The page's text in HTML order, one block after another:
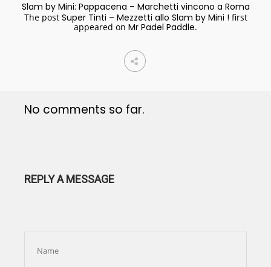
Slam by Mini: Pappacena – Marchetti vincono a Roma
The post Super Tinti – Mezzetti allo Slam by Mini ! first
appeared on Mr Padel Paddle.
No comments so far.
REPLY A MESSAGE